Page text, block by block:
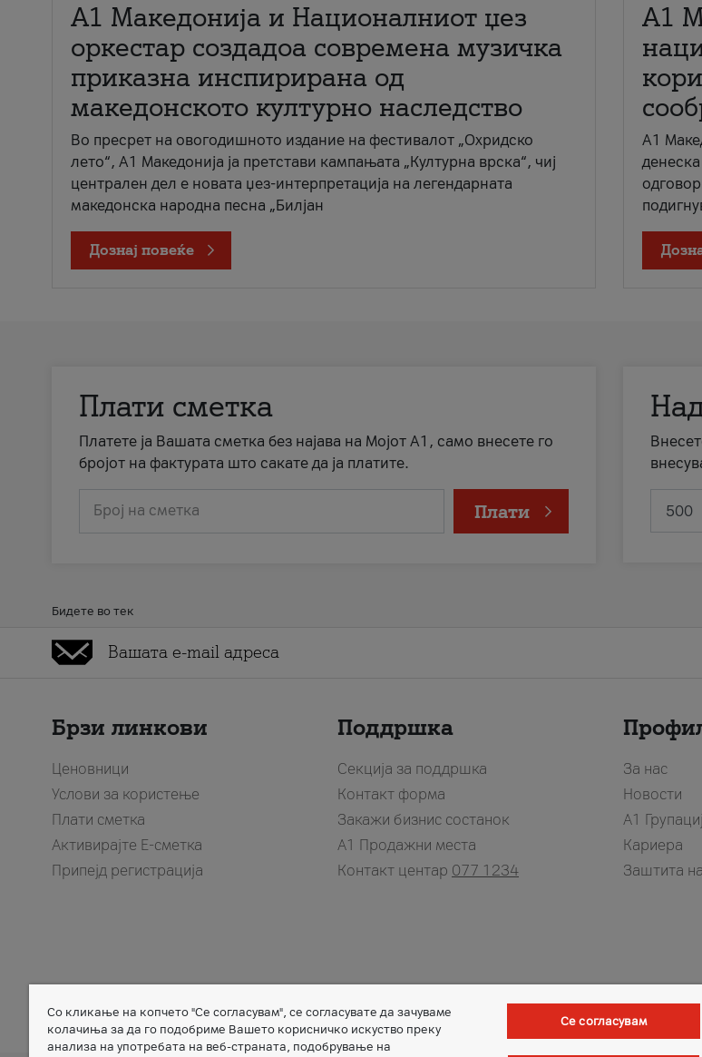
А1 Македонија и Националниот џез
оркестар создадоа современа музичка
приказна инспирирана од
македонското културно наследство
Во пресрет на овогодишното издание на фестивалот „Охридско
лето“, А1 Македонија ја претстави кампањата „Културна врска“, чиј
централен дел е новата џез-интерпретација на легендарната
македонска народна песна „Билјан
Дознај повеќе
A1
A1
Плати сметка
Платете ја Вашата сметка без најава на Мојот А1, само внесете го
бројот на фактурата што сакате да ја платите.
Број на сметка Плати
Бидете во тек
Брзи линкови
Ценовници
Услови за користење
Плати сметка
Активирајте Е-сметка
Припејд регистрација
Поддршка
Секција за поддршка
Контакт форма
Закажи бизнис состанок
A1 Продажни места
Контакт центар 077 1234
За нас
Новости
А1
Кариера
Заштита
Member of
Со кликање на копчето "Се согласувам", се согласувате да зачуваме
колачиња за да го подобриме Вашето корисничко искуство преку
анализа на употребата на веб-страната, подобрување на
Се согласувам